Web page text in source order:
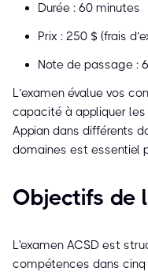
Durée : 60 minutes
Prix : 250 $ (frais
Note de passage :
L’examen évalue vos
capacité à appliquer
Appian dans différents
domaines est essentiel
Objectifs de
L'examen ACSD est
compétences dans